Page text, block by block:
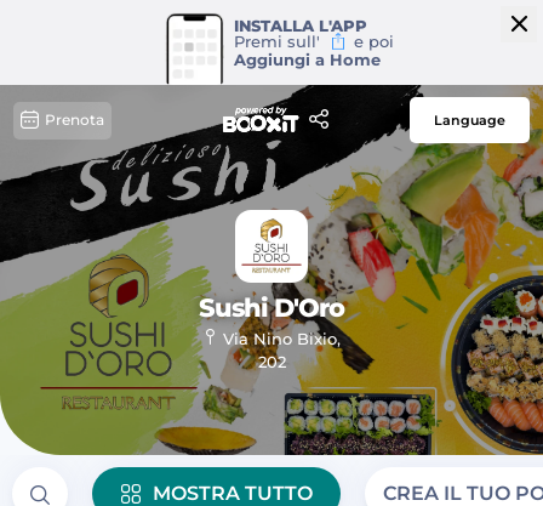
INSTALLA L'APP
Premi sull'
e poi
Aggiungi a Home
Prenota Language
Sushi D'Oro
Via Nino Bixio,
202
MOSTRA TUTTO CREA IL TUO